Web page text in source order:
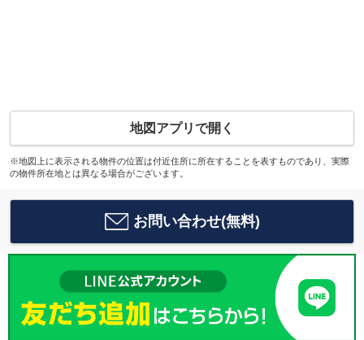
地図アプリで開く
※地図上に表示される物件の位置は付近住所に所在することを表すものであり、実際
の物件所在地とは異なる場合がございます。
お問い合わせ(無料)